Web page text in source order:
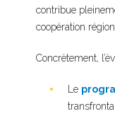
contribue
coopération
Concrètement,
Le